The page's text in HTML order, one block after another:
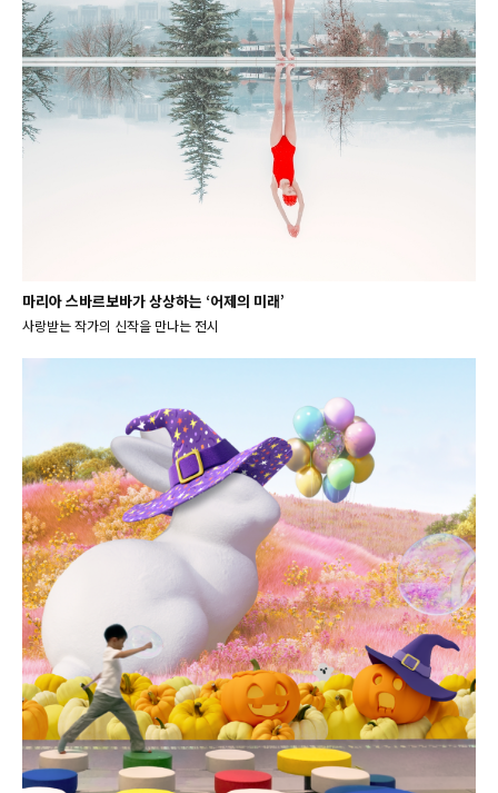
마리아 스바르보바가 상상하는 ‘어제의 미래’
사랑받는 작가의 신작을 만나는 전시